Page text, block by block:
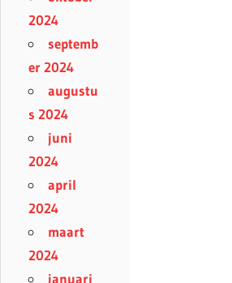
2024
septemb
er 2024
augustu
s 2024
juni
2024
april
2024
maart
2024
januari